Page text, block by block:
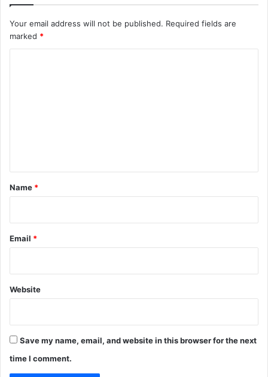
Your email address will not be published. Required fields are
marked *
*
Name *
Email *
Website
Save my name, email, and website in this browser for the next
time I comment.